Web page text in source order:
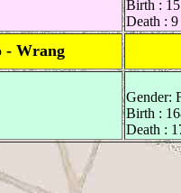
Birth :
Death :
- Wrang
Gender:
Birth :
Death :